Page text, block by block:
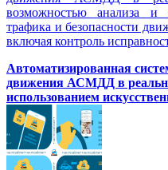
возможностью анализа и
трафика и безопасности
включая контроль
Автоматизированная
движения АСМДД в
использованием